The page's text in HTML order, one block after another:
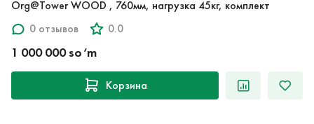
Org@Tower WOOD , 760мм, нагрузка 45кг, комплект
0 отзывов
0.0
1 000 000 so‘m
Корзина